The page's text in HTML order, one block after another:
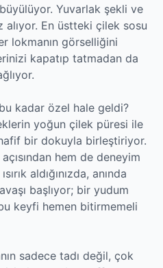
Yuvarlak şekli ve
alıyor. En üstteki çilek sosu
lokmanın görselliğini
kapatıp tatmadan da
kadar özel hale geldi?
yoğun çilek püresi ile
bir dokuyla birleştiriyor.
hem de deneyim
aldığınızda, anında
başlıyor; bir yudum
keyfi hemen bitirmemeli
sadece tadı değil, çok